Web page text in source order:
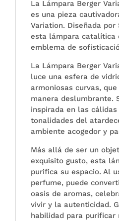
Berger
cantidad
La Lámpara Berger
es una pieza
Variation. Diseñada por
esta lámpara catalítica
emblema de
La Lámpara Berger
luce una esfera de
armoniosas curvas,
manera deslumbrante.
inspirada en las
tonalidades del
ambiente acogedor y
Más allá de ser un
exquisito gusto, esta
purifica su espacio. Al
perfume, puede
oasis de aromas,
vivir y la autenticidad.
habilidad para purificar